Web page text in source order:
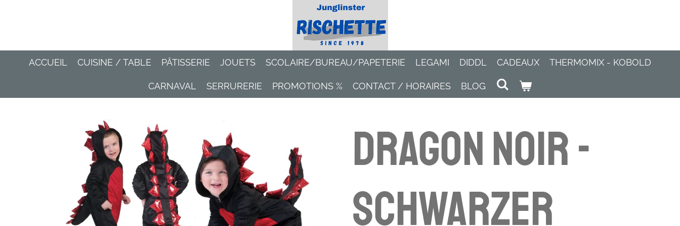
ACCUEIL CUISINE / TABLE PÂTISSERIE JOUETS SCOLAIRE/BUREAU/PAPETERIE LEGAMI DIDDL CADEAUX THERMOMIX - KOBOLD
CARNAVAL SERRURERIE PROMOTIONS % CONTACT / HORAIRES BLOG
Dragon noir -
schwarzer